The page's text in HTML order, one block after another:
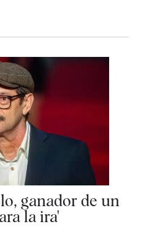
ganador de un
la ira'